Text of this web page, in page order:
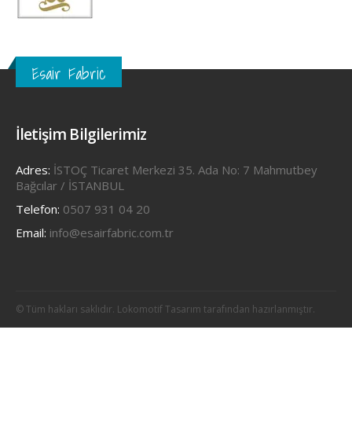
Esair Fabric
İletişim Bilgilerimiz
Adres: İSTOÇ Ticaret Merkezi 35. Ada No: 7 Mahmutbey
Bağcılar / İSTANBUL
Telefon: 0507 931 04 20
Email: info@esairfabric.com.tr
© Tüm hakları saklıdır. Lokomotif Tasarım tarafından hazırlanmıştır.